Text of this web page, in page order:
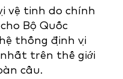
vệ tinh do chính
Bộ Quốc
thống định vị
nhất trên thế giới
cầu.